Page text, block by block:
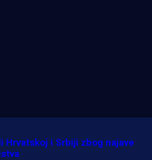
Hrvatskoj i Srbiji zbog najave